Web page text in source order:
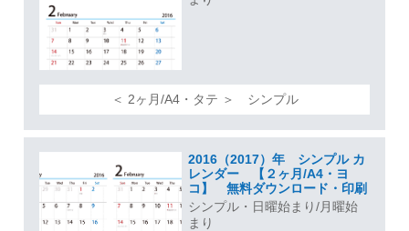
＜ 2ヶ月/A4・タテ ＞ シンプル
2016（2017）年 シンプル カ
レンダー 【２ヶ月/A4・ヨ
コ】 無料ダウンロード・印刷
シンプル・日曜始まり/月曜始
まり